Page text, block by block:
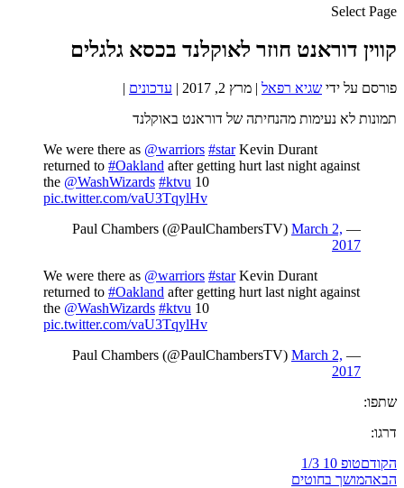
Select Page
קווין דוראנט חוזר לאוקלנד בכסא גלגלים
פורסם על ידי שגיא רפאל | מרץ 2, 2017 | עדכונים |
תמונות לא נעימות מהנחיתה של דוראנט באוקלנד
We were there as @warriors #starKevin Durant
returned to #Oakland after getting hurt last night against
the @WashWizards #ktvu 10
pic.twitter.com/vaU3TqylHv
— Paul Chambers (@PaulChambersTV)
March 2,
2017
We were there as @warriors #starKevin Durant
returned to #Oakland after getting hurt last night against
the @WashWizards #ktvu 10
pic.twitter.com/vaU3TqylHv
— Paul Chambers (@PaulChambersTV)
March 2,
2017
שתפו:
דרגו:
הקודםטופ 10 1/3
הבאהמושך בחוטים